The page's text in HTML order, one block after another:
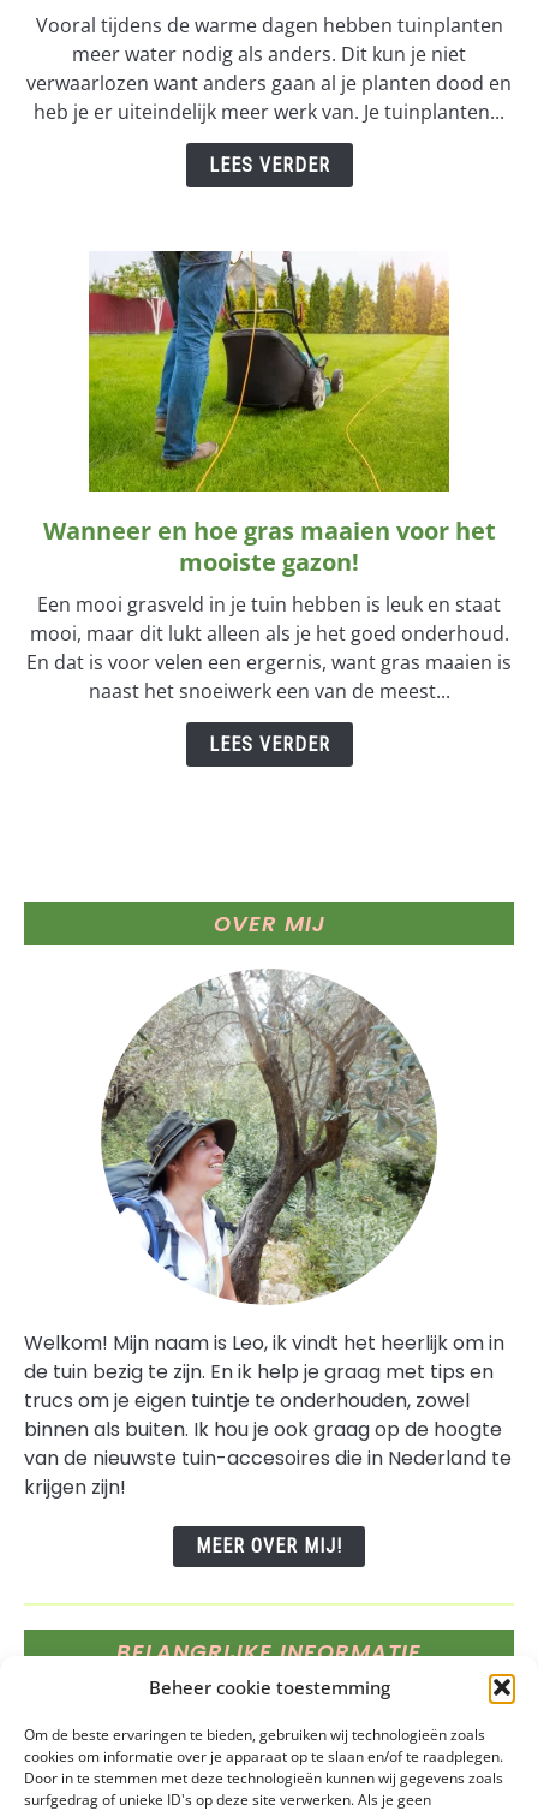
Beheer cookie toestemming
Om de beste ervaringen te bieden, gebruiken wij technologieën zoals
cookies om informatie over je apparaat op te slaan en/of te raadplegen.
Door in te stemmen met deze technologieën kunnen wij gegevens zoals
surfgedrag of unieke ID's op deze site verwerken. Als je geen
water
geven,
hoe
vaak
en
wanneer?
Vooral tijdens de warme dagen hebben tuinplanten
meer water nodig als anders. Dit kun je niet
verwaarlozen want anders gaan al je planten dood en
heb je er uiteindelijk meer werk van. Je tuinplanten...
LEES VERDER
link
to
en
hoe
gras
maaien
voor
het
Wanneer en hoe gras maaien voor het
mooiste gazon!
Een mooi grasveld in je tuin hebben is leuk en staat
mooi, maar dit lukt alleen als je het goed onderhoud.
En dat is voor velen een ergernis, want gras maaien is
naast het snoeiwerk een van de meest...
LEES VERDER
OVER MIJ
Welkom! Mijn naam is Leo, ik vindt het heerlijk om in
de tuin bezig te zijn. En ik help je graag met tips en
trucs om je eigen tuintje te onderhouden, zowel
binnen als buiten. Ik hou je ook graag op de hoogte
van de nieuwste tuin-accesoires die in Nederland te
krijgen zijn!
MEER OVER MIJ!
BELANGRIJKE INFORMATIE
Deze website bevat affiliate links, dat betekent dat
wij een vergoeding krijgen voor elk product of
service die je aanschaft via onze links.